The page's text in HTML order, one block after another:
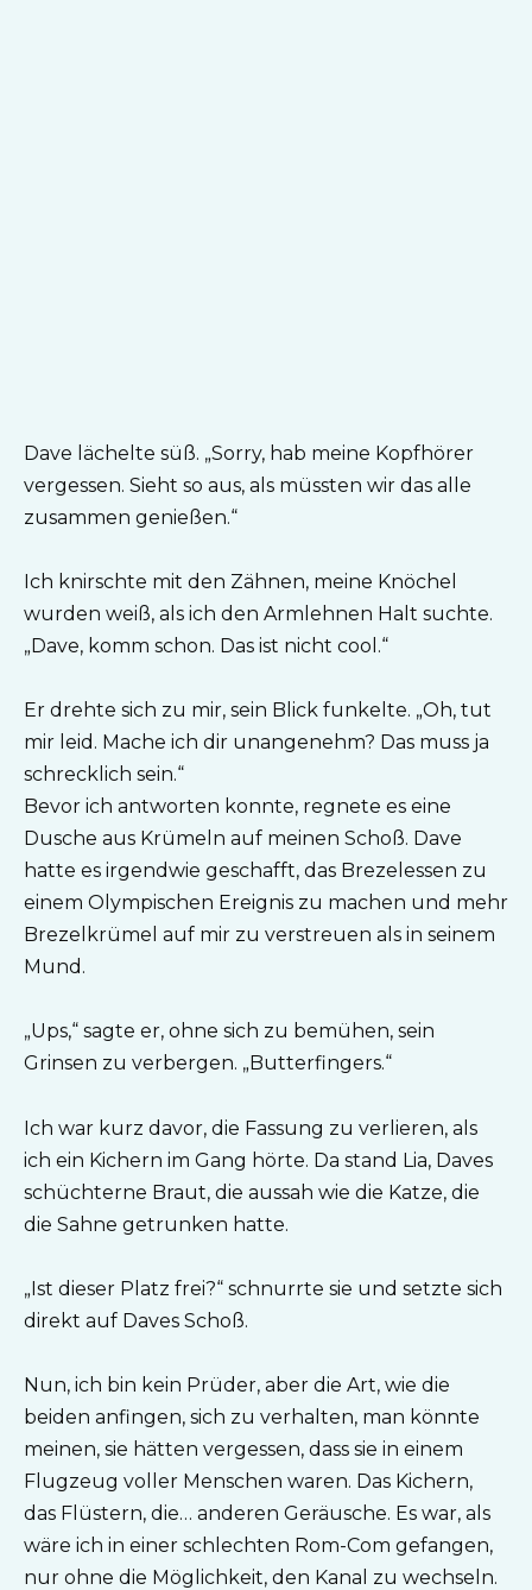
Dave lächelte süß. „Sorry, hab meine Kopfhörer
vergessen. Sieht so aus, als müssten wir das alle
zusammen genießen.“
Ich knirschte mit den Zähnen, meine Knöchel
wurden weiß, als ich den Armlehnen Halt suchte.
„Dave, komm schon. Das ist nicht cool.“
Er drehte sich zu mir, sein Blick funkelte. „Oh, tut
mir leid. Mache ich dir unangenehm? Das muss ja
schrecklich sein.“
Bevor ich antworten konnte, regnete es eine
Dusche aus Krümeln auf meinen Schoß. Dave
hatte es irgendwie geschafft, das Brezelessen zu
einem Olympischen Ereignis zu machen und mehr
Brezelkrümel auf mir zu verstreuen als in seinem
Mund.
„Ups,“ sagte er, ohne sich zu bemühen, sein
Grinsen zu verbergen. „Butterfingers.“
Ich war kurz davor, die Fassung zu verlieren, als
ich ein Kichern im Gang hörte. Da stand Lia, Daves
schüchterne Braut, die aussah wie die Katze, die
die Sahne getrunken hatte.
„Ist dieser Platz frei?“ schnurrte sie und setzte sich
direkt auf Daves Schoß.
Nun, ich bin kein Prüder, aber die Art, wie die
beiden anfingen, sich zu verhalten, man könnte
meinen, sie hätten vergessen, dass sie in einem
Flugzeug voller Menschen waren. Das Kichern,
das Flüstern, die… anderen Geräusche. Es war, als
wäre ich in einer schlechten Rom-Com gefangen,
nur ohne die Möglichkeit, den Kanal zu wechseln.